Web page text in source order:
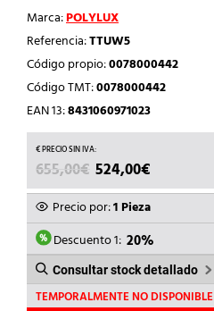
Marca:POLYLUX
Referencia:TTUW5
Código propio:0078000442
Código TMT:0078000442
EAN 13:8431060971023
655,00€ EL
PRECIO
ORIGINAL
ERA:
655,00€.
524,00€
PRECIO
ACTUAL
ES:
524,00€.
Precio por:1 Pieza
Descuento 1: 20%
Consultar stock detallado
TEMPORALMENTE NO DISPONIBLE